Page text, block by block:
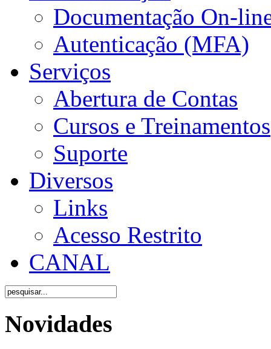
Documentação On-
Autenticação (MFA)
Serviços
Abertura de Contas
Cursos e Treinamentos
Suporte
Diversos
Links
Acesso Restrito
CANAL
Novidades